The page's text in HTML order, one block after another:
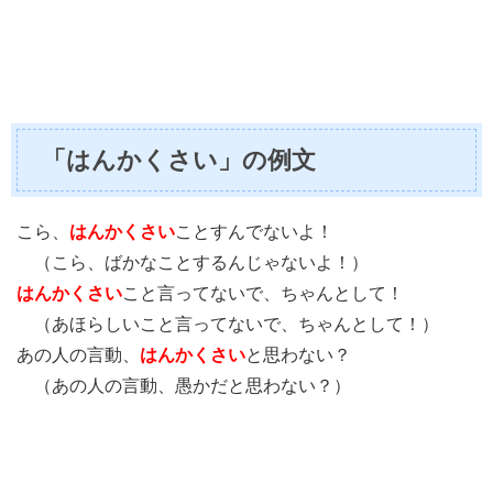
「はんかくさい」の例文
こら、 はんかくさいことすんでないよ！
（こら、ばかなことするんじゃないよ！）
はんかくさいこと言ってないで、ちゃんとして！
（あほらしいこと言ってないで、ちゃんとして！）
あの人の言動、 はんかくさいと思わない？
（あの人の言動、愚かだと思わない？）